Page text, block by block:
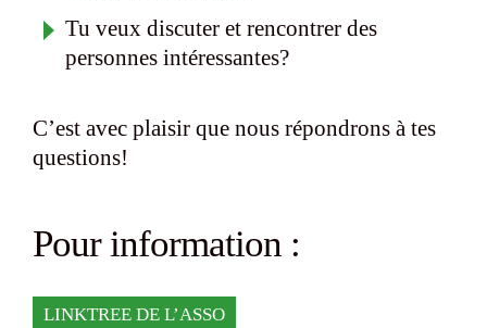
Tu veux discuter et rencontrer des
personnes intéressantes?
C’est avec plaisir que nous répondrons à tes
questions!
Pour information :
LINKTREE DE L’ASSO